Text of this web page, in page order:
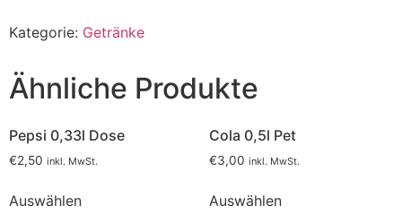
Kategorie: Getränke
Ähnliche Produkte
Pepsi 0,33l Dose
€2,50 inkl. MwSt.
Auswählen
Cola 0,5l Pet
€3,00 inkl. MwSt.
Auswählen